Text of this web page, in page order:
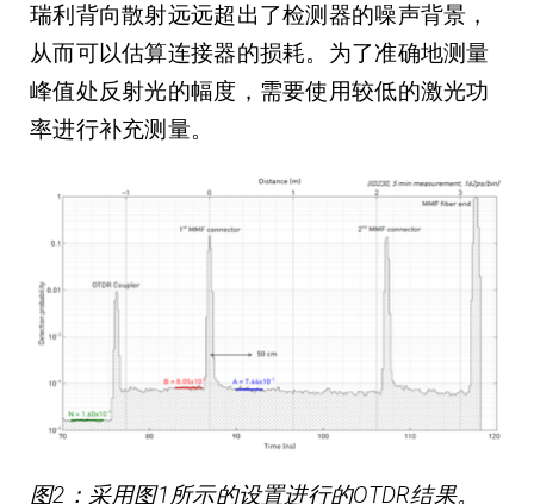
瑞利背向散射远远超出了检测器的噪声背景，
从而可以估算连接器的损耗。为了准确地测量
峰值处反射光的幅度，需要使用较低的激光功
率进行补充测量。
图2：采用图1所示的设置进行的OTDR结果。